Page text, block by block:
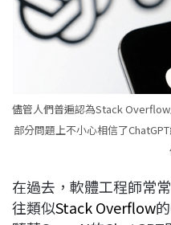
儘管人們普遍認為Stack
部分問題上不小心相信了
在過去，軟體工程師常
往類似Stack Overflow